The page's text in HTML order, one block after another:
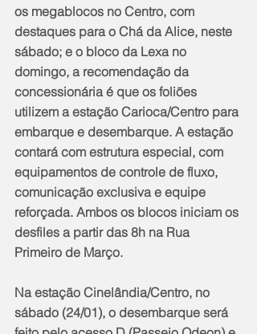
os megablocos no Centro, com
destaques para o Chá da Alice, neste
sábado; e o bloco da Lexa no
domingo, a recomendação da
concessionária é que os foliões
utilizem a estação Carioca/Centro para
embarque e desembarque. A estação
contará com estrutura especial, com
equipamentos de controle de fluxo,
comunicação exclusiva e equipe
reforçada. Ambos os blocos iniciam os
desfiles a partir das 8h na Rua
Primeiro de Março.
Na estação Cinelândia/Centro, no
sábado (24/01), o desembarque será